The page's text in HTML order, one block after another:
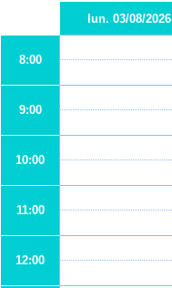
lun. 03/08/2026
8:00
9:00
10:00
11:00
12:00